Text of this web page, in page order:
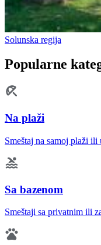
Solunska regija
Popularne
Na plaži
Smeštaj na samoj plaži
Sa bazenom
Smeštaji sa privatnim ili